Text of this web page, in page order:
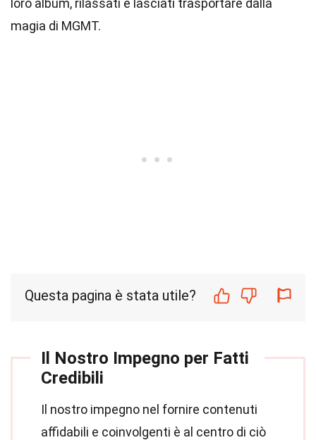
loro album, rilassati e lasciati trasportare dalla
magia di MGMT.
Questa pagina è stata utile?
Il Nostro Impegno per Fatti
Credibili
Il nostro impegno nel fornire contenuti
affidabili e coinvolgenti è al centro di ciò